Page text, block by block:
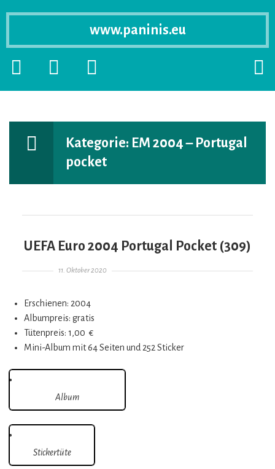
www.paninis.eu
Startseite
PRIMÄRE
ERWEITERN
SEKUNDÄRE
ERWEITERN
Kategorie: EM 2004 – Portugal
pocket
UEFA Euro 2004 Portugal Pocket (309)
Gepostet am
11. Oktober 2020
Erschienen: 2004
Albumpreis: gratis
Tütenpreis: 1,00 €
Mini-Album mit 64 Seiten und 252 Sticker
Album
Stickertüte